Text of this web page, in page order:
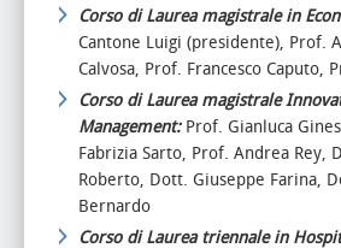
Corso di Laurea magistrale in
Cantone Luigi (presidente), Prof.
Calvosa, Prof. Francesco Caputo,
Corso di Laurea magistrale
Management: Prof. Gianluca
Fabrizia Sarto, Prof. Andrea Rey,
Roberto, Dott. Giuseppe Farina,
Bernardo
Corso di Laurea triennale in